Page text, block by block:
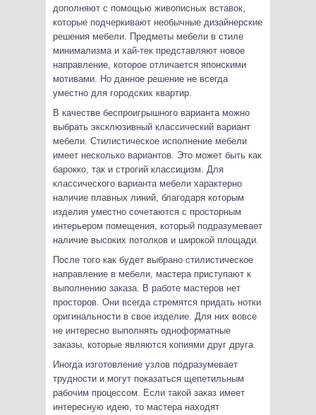
дополняют с помощью живописных вставок,
которые подчеркивают необычные дизайнерские
решения мебели. Предметы мебели в стиле
минимализма и хай-тек представляют новое
направление, которое отличается японскими
мотивами. Но данное решение не всегда
уместно для городских квартир.
В качестве беспроигрышного варианта можно
выбрать эксклюзивный классический вариант
мебели. Стилистическое исполнение мебели
имеет несколько вариантов. Это может быть как
барокко, так и строгий классицизм. Для
классического варианта мебели характерно
наличие плавных линий, благодаря которым
изделия уместно сочетаются с просторным
интерьером помещения, который подразумевает
наличие высоких потолков и широкой площади.
После того как будет выбрано стилистическое
направление в мебели, мастера приступают к
выполнению заказа. В работе мастеров нет
просторов. Они всегда стремятся придать нотки
оригинальности в свое изделие. Для них вовсе
не интересно выполнять одноформатные
заказы, которые являются копиями друг друга.
Иногда изготовление узлов подразумевает
трудности и могут показаться щепетильным
рабочим процессом. Если такой заказ имеет
интересную идею, то мастера находят